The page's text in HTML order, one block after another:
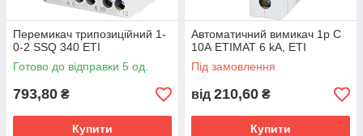
Перемикач трипозиційний 1-
0-2 SSQ 340 ETI
Готово до відправки 5 од.
793,80 ₴
Купити
Автоматичний вимикач 1p C
10А ETIMAT 6 kA, ETI
Під замовлення
від 210,60 ₴
Купити